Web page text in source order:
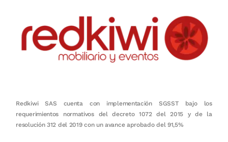
Redkiwi SAS cuenta con implementación SGSST bajo los
requerimientos normativos del decreto 1072 del 2015 y de la
resolución 312 del 2019 con un avance aprobado del 91,5%